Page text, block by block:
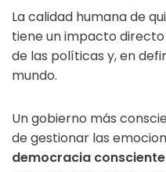
La calidad humana de
tiene un impacto directo
de las políticas y, en
mundo.
Un gobierno más
de gestionar las
democracia consciente